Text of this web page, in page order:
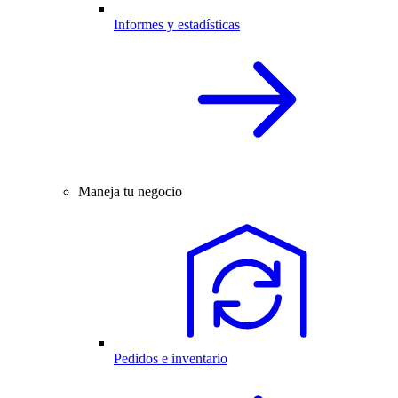
Informes y estadísticas
Maneja tu negocio
Pedidos e inventario